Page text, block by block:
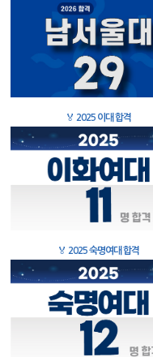
🏅 2025 이대 합격
🏅 2025 숙명여대 합격